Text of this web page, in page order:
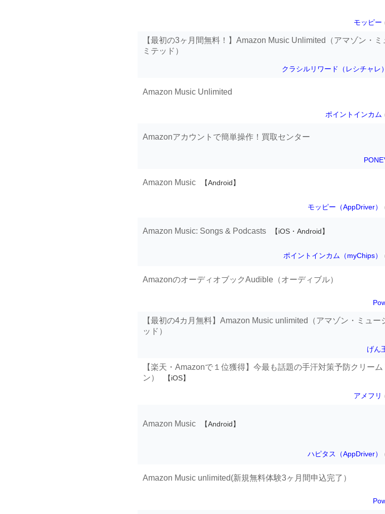
モッピー
【最初の3ヶ月間無料！】Amazon Music Unlimited（アマゾン・ミ
ミテッド）
クラシルリワード（レシチャレ）
Amazon Music Unlimited
ポイントインカム
Amazonアカウントで簡単操作！買取センター
Amazon Music 【Android】
モッピー（AppDriver）
Amazon Music: Songs & Podcasts 【iOS・Android】
ポイントインカム（myChips）
AmazonのオーディオブックAudible（オーディブル）
【最初の4カ月無料】Amazon Music unlimited（アマゾン・ミュー
ッド）
げん
【楽天・Amazonで１位獲得】今最も話題の手汗対策予防クリー
ン）
【iOS】
アメフリ
Amazon Music 【Android】
ハピタス（AppDriver）
Amazon Music unlimited(新規無料体験3ヶ月間申込完了）